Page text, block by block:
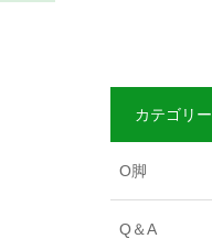
カテゴリー
O脚
Q＆A